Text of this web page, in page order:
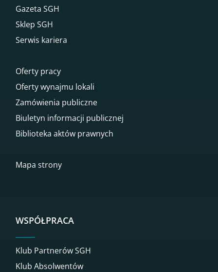
Gazeta SGH
Sklep SGH
Serwis kariera
Oferty pracy
Oferty wynajmu lokali
Zamówienia publiczne
Biuletyn informacji publicznej
Biblioteka aktów prawnych
Mapa strony
WSPÓŁPRACA
Klub Partnerów SGH
Klub Absolwentów